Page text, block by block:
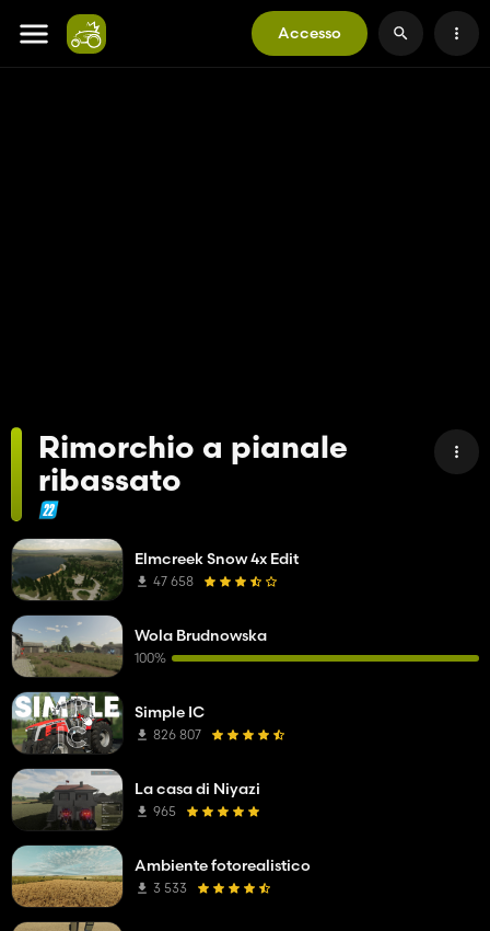
Accesso
Rimorchio a pianale
ribassato
Elmcreek Snow 4x Edit
47 658
Wola Brudnowska
100%
Simple IC
826 807
La casa di Niyazi
965
Ambiente fotorealistico
3 533